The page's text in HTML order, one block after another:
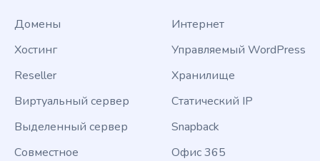
Домены
Хостинг
Reseller
Виртуальный сервер
Выделенный сервер
Совместное
Интернет
Управляемый WordPress
Хранилище
Статический IP
Snapback
Офис 365